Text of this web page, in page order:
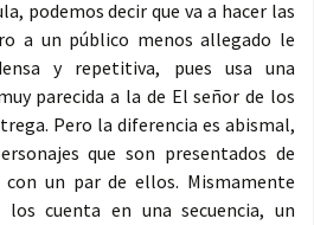
podemos decir que va a hacer las
a un público menos allegado le
y repetitiva, pues usa una
parecida a la de El señor de los
Pero la diferencia es abismal,
que son presentados de
un par de ellos. Mismamente
los cuenta en una secuencia, un